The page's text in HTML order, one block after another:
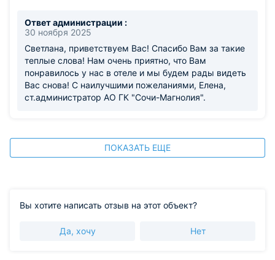
Ответ администрации :
30 ноября 2025
Светлана, приветствуем Вас! Спасибо Вам за такие
теплые слова! Нам очень приятно, что Вам
понравилось у нас в отеле и мы будем рады видеть
Вас снова! С наилучшими пожеланиями, Елена,
ст.администратор АО ГК "Сочи-Магнолия".
ПОКАЗАТЬ ЕЩЕ
Вы хотите написать отзыв на этот объект?
Да, хочу Нет